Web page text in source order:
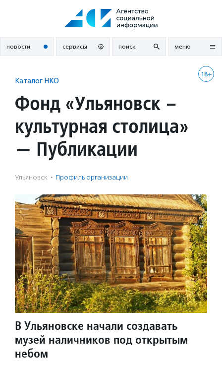
новости сервисы поиск меню
18+
Каталог НКО
Фонд «Ульяновск –
культурная столица»
— Публикации
Ульяновск · Профиль организации
В Ульяновске начали создавать
музей наличников под открытым
небом